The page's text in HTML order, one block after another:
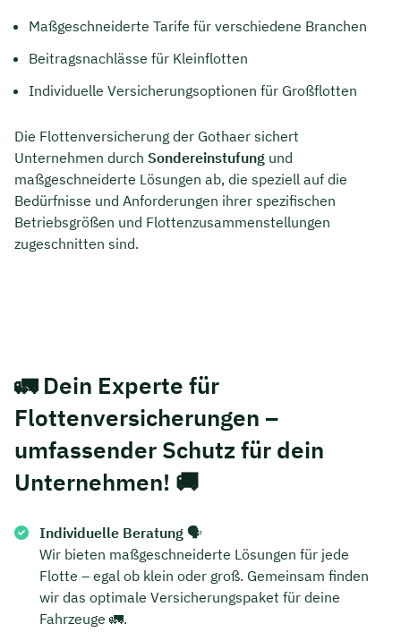
Maßgeschneiderte Tarife für verschiedene Branchen
Beitragsnachlässe für Kleinflotten
Individuelle Versicherungsoptionen für Großflotten
Die Flottenversicherung der Gothaer sichert
Unternehmen durch Sondereinstufung und
maßgeschneiderte Lösungen ab, die speziell auf die
Bedürfnisse und Anforderungen ihrer spezifischen
Betriebsgrößen und Flottenzusammenstellungen
zugeschnitten sind.
🚛 Dein Experte für
Flottenversicherungen –
umfassender Schutz für dein
Unternehmen! 🚚
Individuelle Beratung 🗣️
Wir bieten maßgeschneiderte Lösungen für jede
Flotte – egal ob klein oder groß. Gemeinsam finden
wir das optimale Versicherungspaket für deine
Fahrzeuge 🚛.